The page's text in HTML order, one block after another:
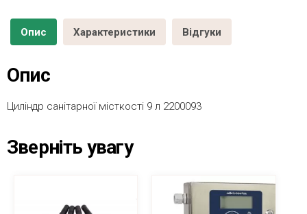
Опис Характеристики Відгуки
Опис
Циліндр санітарної місткості 9 л 2200093
Зверніть увагу